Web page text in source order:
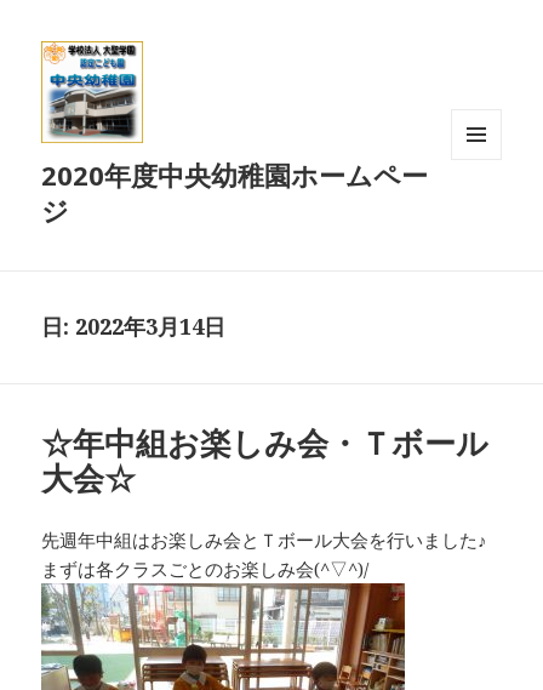
2020年度中央幼稚園ホームペー
ジ
日: 2022年3月14日
☆年中組お楽しみ会・Ｔボール
大会☆
先週年中組はお楽しみ会とＴボール大会を行いました♪
まずは各クラスごとのお楽しみ会(^▽^)/